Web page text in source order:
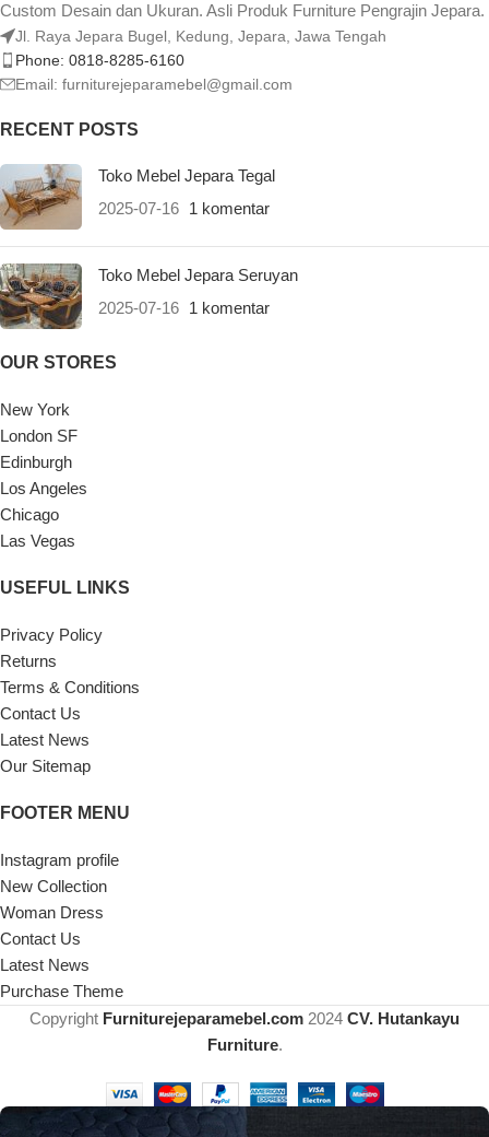
Custom Desain dan Ukuran. Asli Produk Furniture Pengrajin Jepara.
Jl. Raya Jepara Bugel, Kedung, Jepara, Jawa Tengah
Phone: 0818-8285-6160
Email: furniturejeparamebel@gmail.com
RECENT POSTS
Toko Mebel Jepara Tegal
2025-07-16 1 komentar
Toko Mebel Jepara Seruyan
2025-07-16 1 komentar
OUR STORES
New York
London SF
Edinburgh
Los Angeles
Chicago
Las Vegas
USEFUL LINKS
Privacy Policy
Returns
Terms & Conditions
Contact Us
Latest News
Our Sitemap
FOOTER MENU
Instagram profile
New Collection
Woman Dress
Contact Us
Latest News
Purchase Theme
Copyright Furniturejeparamebel.com 2024 CV. Hutankayu
Furniture.